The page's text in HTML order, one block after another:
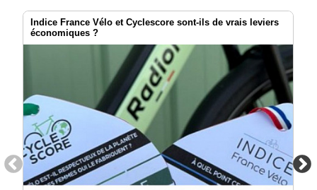
Indice France Vélo et Cyclescore sont-ils de vrais leviers
économiques ?